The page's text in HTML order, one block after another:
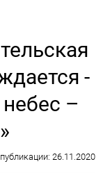
-
–
26.11.2020